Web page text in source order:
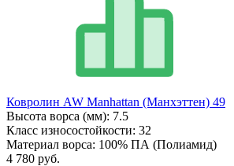
Ковролин AW Manhattan (Манхэттен) 49
Высота ворса (мм): 7.5
Класс износостойкости: 32
Материал ворса: 100% ПА (Полиамид)
4 780 руб.